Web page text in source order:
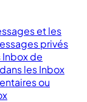
et les
privés
Inbox de
les Inbox
ou